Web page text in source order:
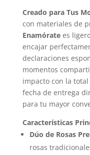
Creado para Tus
con materiales de
Enamóratees
encajar
declaraciones
momentos
impacto con la
fecha de entrega
para tu mayor
Características
Dúo de Rosas
rosas